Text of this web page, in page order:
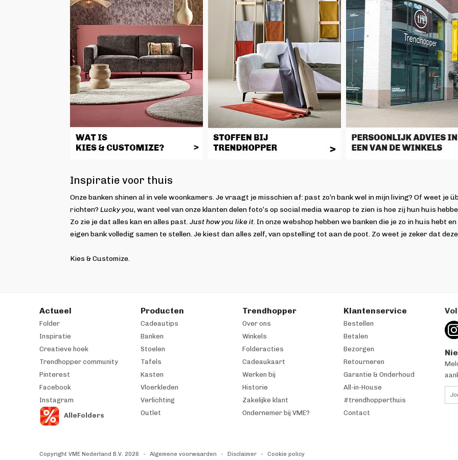
Inspiratie voor thuis
Onze banken shinen al in vele woonkamers. Je vraagt je misschien af: past zo’n bank wel in mijn living? Of weet je
richten? Lucky you, want veel van onze klanten delen foto’s op social media waarop te zien is hoe zij hun huis
Zo zie je dat alles kan en alles past.Just how you like it. In onze webshop hebben we banken die je zo in huis hebt
eigen bank volledig samen te stellen. Je kiest dan alles zelf, van opstelling tot aan de poot. Zo weet je zeker dat
Kies & Customize.
Actueel
Folder
Inspiratie
Creatieve hoek
Trendhopper community
Pinterest
Facebook
Instagram
AlleFolders
Producten
Cadeautips
Banken
Stoelen
Tafels
Kasten
Vloerkleden
Verlichting
Outlet
Trendhopper
Over ons
Winkels
Folderacties
Cadeaukaart
Werken bij
Historie
Zakelijke klant
Ondernemer bij VME?
Klantenservice
Bestellen
Betalen
Bezorgen
Retourneren
Garantie & Onderhoud
All-in-House
#trendhopperthuis
Contact
Copyright VME Nederland B.V. 2026 Algemene voorwaarden Disclaimer Cookie policy